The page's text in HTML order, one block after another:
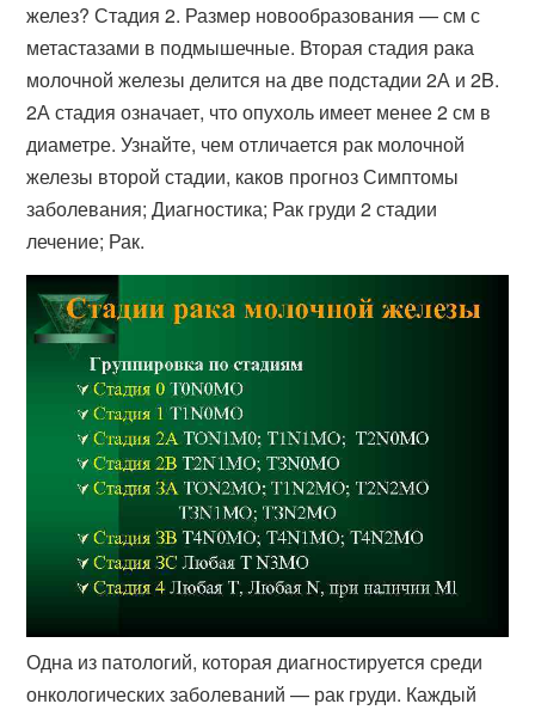
желез? Стадия 2. Размер новообразования — см с
метастазами в подмышечные. Вторая стадия рака
молочной железы делится на две подстадии 2А и 2B.
2А стадия означает, что опухоль имеет менее 2 см в
диаметре. Узнайте, чем отличается рак молочной
железы второй стадии, каков прогноз Симптомы
заболевания; Диагностика; Рак груди 2 стадии
лечение; Рак.
Одна из патологий, которая диагностируется среди
онкологических заболеваний — рак груди. Каждый